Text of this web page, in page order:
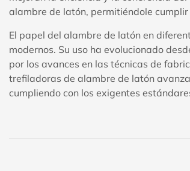
alambre de latón, permitiéndole
El papel del alambre de latón en
modernos. Su uso ha evolucionado
por los avances en las técnicas de
trefiladoras de alambre de latón
cumpliendo con los exigentes